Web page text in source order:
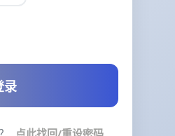
录
点此找回/重设密码